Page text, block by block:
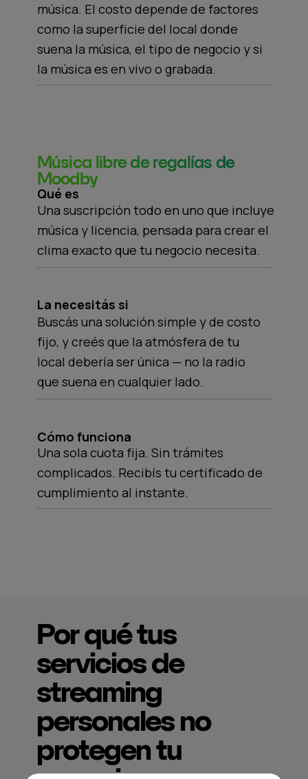
música. El costo depende de factores
como la superficie del local donde
suena la música, el tipo de negocio y si
la música es en vivo o grabada.
Música libre de regalías de
Moodby
Cómo funciona
Una sola cuota fija. Sin trámites
complicados. Recibís tu certificado de
cumplimiento al instante.
La necesitás si
Buscás una solución simple y de costo
fijo, y creés que la atmósfera de tu
local debería ser única — no la radio
que suena en cualquier lado.
Qué es
Una suscripción todo en uno que incluye
música y licencia, pensada para crear el
clima exacto que tu negocio necesita.
Por qué tus
servicios de
streaming
personales no
protegen tu